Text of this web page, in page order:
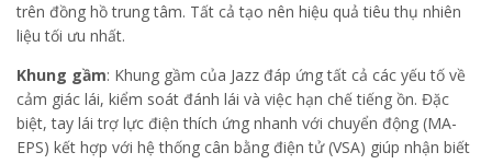
trên đồng hồ trung tâm. Tất cả tạo nên hiệu quả tiêu thụ nhiên
liệu tối ưu nhất.
Khung gầm: Khung gầm của Jazz đáp ứng tất cả các yếu tố về
cảm giác lái, kiểm soát đánh lái và việc hạn chế tiếng ồn. Đặc
biệt, tay lái trợ lực điện thích ứng nhanh với chuyển động (MA-
EPS) kết hợp với hệ thống cân bằng điện tử (VSA) giúp nhận biết